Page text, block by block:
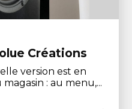
Créations
version est en
: au menu,...